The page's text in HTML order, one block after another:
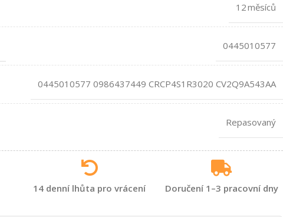
12 měsíců
0445010577
0445010577 0986437449 CRCP4S1R3020 CV2Q9A543AA
Repasovaný
14 denní lhůta pro vrácení Doručení 1–3 pracovní dny